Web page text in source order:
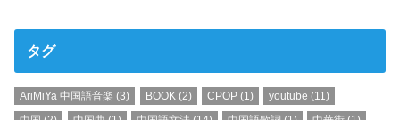
タグ
AriMiYa 中国語音楽 (3) BOOK(2) CPOP(1) youtube (11)